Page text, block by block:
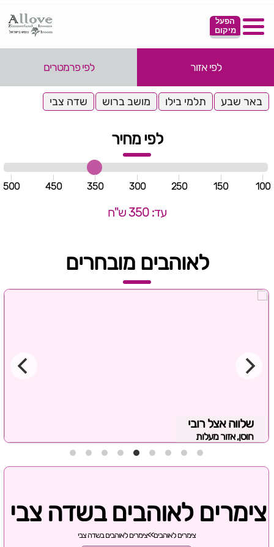
הפעל
מיקום
לפי אזור לפי פרמטרים
באר שבע תלמי בילו מושב ברוש שדה צבי
לפי מחיר
100
150
250
300
350
450
500
עד: 350 ש"ח
לאוהבים מובחרים
שלווה אצל רובי
חוסן, אזור מעלות
צימרים לאוהבים בשדה צבי
צימרים לאוהבים>>צימרים לאוהבים בשדה צבי